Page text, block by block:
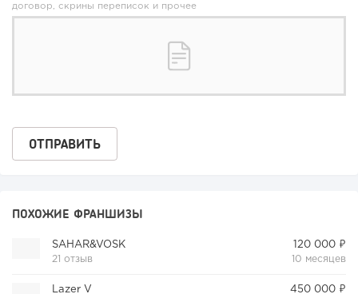
договор, скрины переписок и прочее
ПОХОЖИЕ ФРАНШИЗЫ
SAHAR&VOSK
21 отзыв
120 000 ₽
10 месяцев
Lazer V
450 000 ₽